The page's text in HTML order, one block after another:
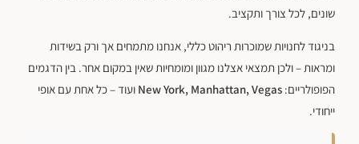
שונים, לכל צורך ותקציב.
בניגוד לחנויות שמוכרות ריהוט כללי, אנחנו מתמחים אך ורק בשידות
ומראות – ולכן תמצאי אצלנו מגוון ומומחיות שאין במקום אחר. בין הדגמים
הפופולריים: New York, Manhattan, Vegas ועוד – כל אחת עם אופי
ייחודי.